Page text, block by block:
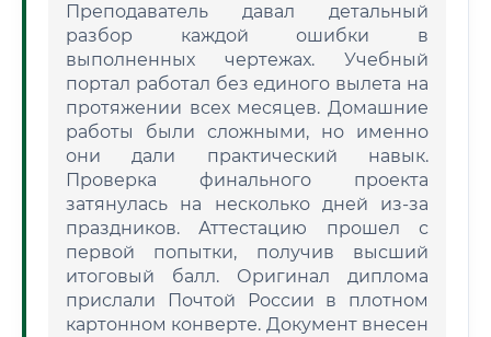
Преподаватель давал детальный
разбор каждой ошибки в
выполненных чертежах. Учебный
портал работал без единого вылета на
протяжении всех месяцев. Домашние
работы были сложными, но именно
они дали практический навык.
Проверка финального проекта
затянулась на несколько дней из-за
праздников. Аттестацию прошел с
первой попытки, получив высший
итоговый балл. Оригинал диплома
прислали Почтой России в плотном
картонном конверте. Документ внесен